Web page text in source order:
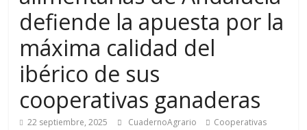
defiende la apuesta por la
máxima calidad del
ibérico de sus
cooperativas ganaderas
22 septiembre, 2025 CuadernoAgrario
Cooperativas